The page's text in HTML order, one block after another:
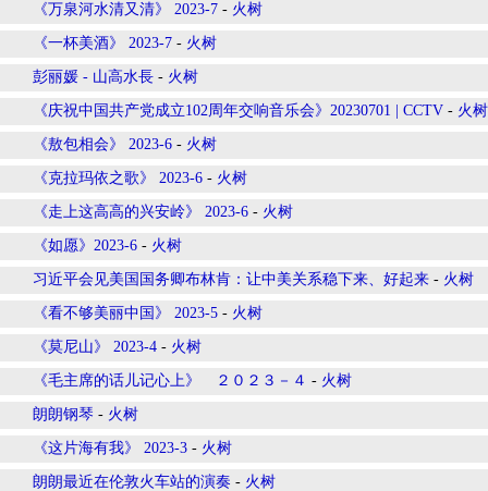
《万泉河水清又清》 2023-7 - 火树
《一杯美酒》 2023-7 - 火树
彭丽媛 - 山高水長 - 火树
《庆祝中国共产党成立102周年交响音乐会》20230701 | CCTV - 火树
《敖包相会》 2023-6 - 火树
《克拉玛依之歌》 2023-6 - 火树
《走上这高高的兴安岭》 2023-6 - 火树
《如愿》2023-6 - 火树
习近平会见美国国务卿布林肯：让中美关系稳下来、好起来 - 火树
《看不够美丽中国》 2023-5 - 火树
《莫尼山》 2023-4 - 火树
《毛主席的话儿记心上》 ２０２３－４ - 火树
朗朗钢琴 - 火树
《这片海有我》 2023-3 - 火树
朗朗最近在伦敦火车站的演奏 - 火树